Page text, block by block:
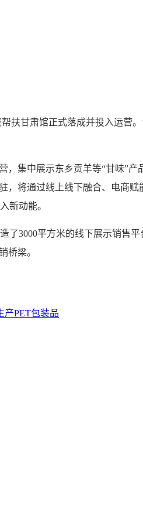
扶甘肃馆正式落成并投入运营
中展示东乡贡羊等“甘味”产
，将通过线上线下融合、电商
新动能。
平方米的线下展示销售平
桥梁。
产PET包装品